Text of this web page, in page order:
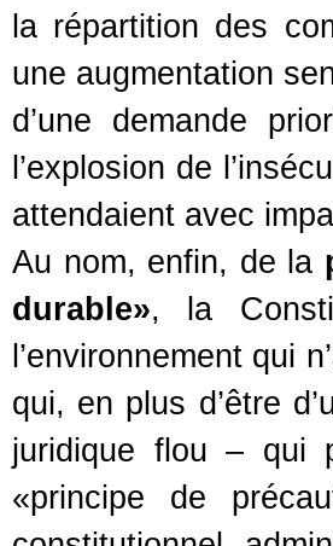
la répartition des
une augmentation
d’une demande
l’explosion de
attendaient avec
Au nom, enfin, de la
durable», la
l’environnement qui
qui, en plus d’être
juridique flou – qui
«principe de